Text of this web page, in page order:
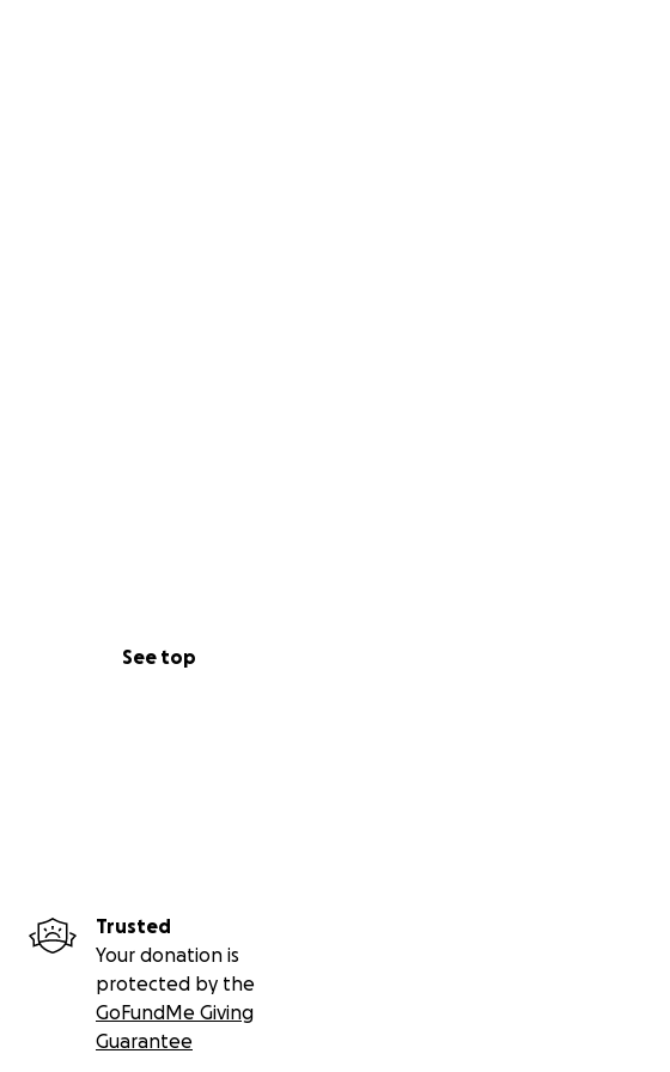
See top
Trusted
Your donation is
protected by the
GoFundMe Giving
Guarantee